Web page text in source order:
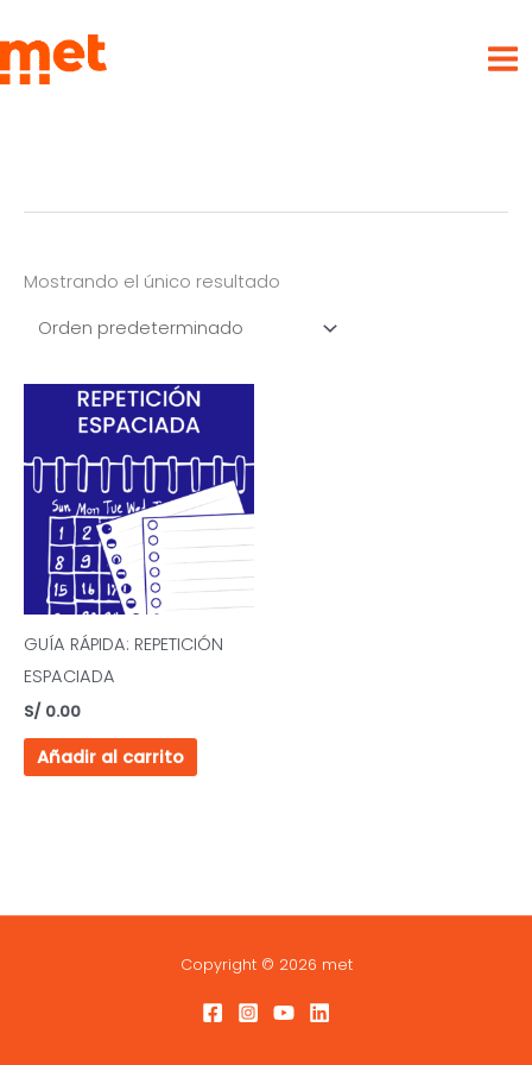
al
contenido
Mostrando el único resultado
GUÍA RÁPIDA: REPETICIÓN
ESPACIADA
S/ 0.00
Añadir al carrito
Copyright © 2026 met